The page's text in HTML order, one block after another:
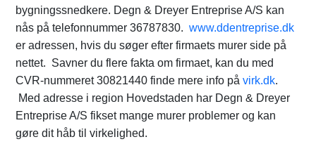
bygningssnedkere. Degn & Dreyer Entreprise A/S kan
nås på telefonnummer 36787830. www.ddentreprise.dk
er adressen, hvis du søger efter firmaets murer side på
nettet. Savner du flere fakta om firmaet, kan du med
CVR-nummeret 30821440 finde mere info på virk.dk.
Med adresse i region Hovedstaden har Degn & Dreyer
Entreprise A/S fikset mange murer problemer og kan
gøre dit håb til virkelighed.